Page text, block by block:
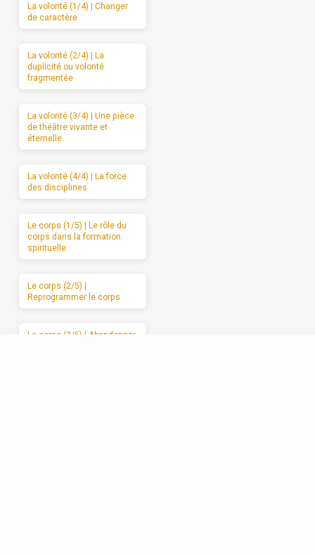
La volonté (1/4) | Changer
de caractère
La volonté (2/4) | La
duplicité ou volonté
fragmentée
La volonté (3/4) | Une pièce
de théâtre vivante et
éternelle
La volonté (4/4) | La force
des disciplines
Le corps (1/5) | Le rôle du
corps dans la formation
spirituelle
Le corps (2/5) |
Reprogrammer le corps
Le corps (3/5) | Abandonner